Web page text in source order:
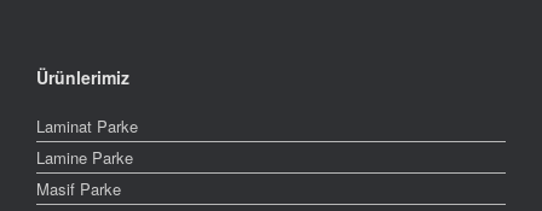
Ürünlerimiz
Laminat Parke
Lamine Parke
Masif Parke